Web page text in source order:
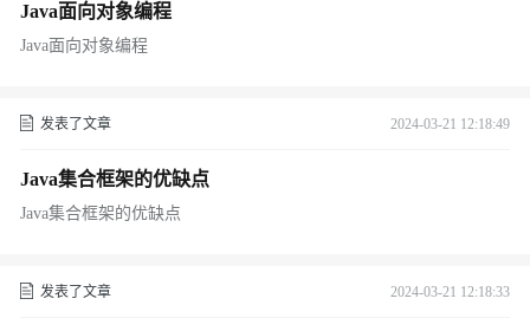
Java面向对象编程
Java面向对象编程
发表了文章 2024-03-21 12:18:49
Java集合框架的优缺点
Java集合框架的优缺点
发表了文章 2024-03-21 12:18:33